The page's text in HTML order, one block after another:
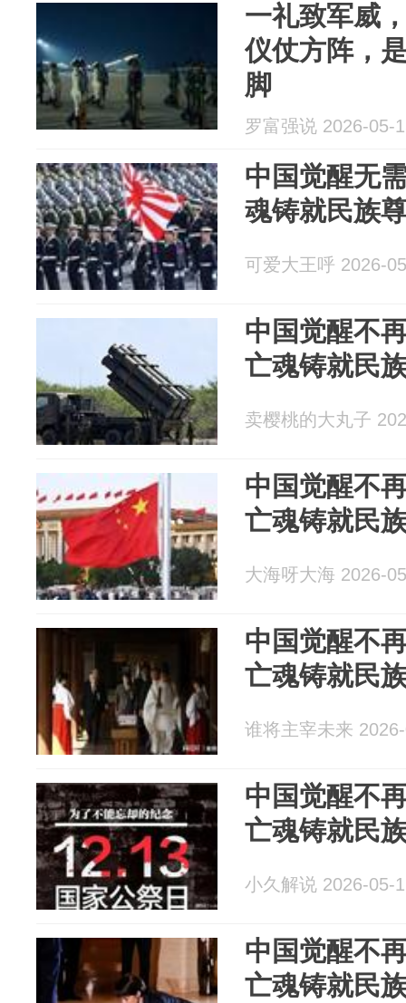
一礼致军威
仪仗方阵，
脚
罗富强说 2026-05-
中国觉醒无
魂铸就民族
可爱大王呼 2026-
中国觉醒不
亡魂铸就民
卖樱桃的大丸子
中国觉醒不
亡魂铸就民
大海呀大海 2026-
中国觉醒不
亡魂铸就民
谁将主宰未来
中国觉醒不
亡魂铸就民
小久解说 2026-05-
中国觉醒不
亡魂铸就民